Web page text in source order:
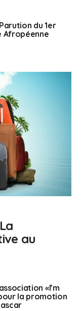
du 1er
Afropéenne
au
«I’m
la promotion